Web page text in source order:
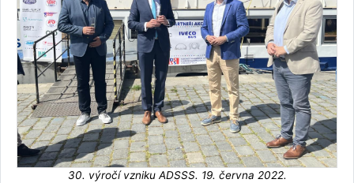
30. výročí vzniku ADSSS. 19. června 2022.